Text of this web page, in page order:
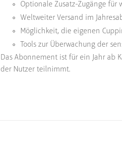
Optionale Zusatz-Zugänge für
Weltweiter Versand im
Möglichkeit, die eigenen
Tools zur Überwachung der
Das Abonnement ist für ein Jahr ab
der Nutzer teilnimmt.